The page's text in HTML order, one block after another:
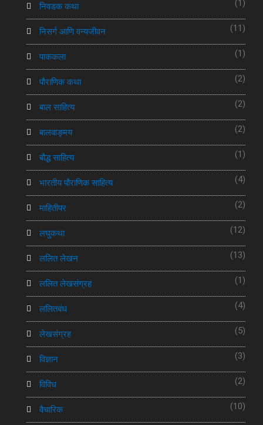
निवडक कथा (1)
निसर्ग आणि वन्यजीवन (11)
पाककला (1)
पौराणिक कथा (2)
बाल साहित्य (2)
बालवाङ्मय (2)
बौद्ध साहित्य (1)
भारतीय पौराणिक साहित्य (4)
माहितीपर (2)
लघुकथा (12)
ललित लेखन (13)
ललित लेखसंग्रह (1)
ललितबंध (4)
लेखसंग्रह (5)
विज्ञान (3)
विविध (2)
वैचारिक (10)